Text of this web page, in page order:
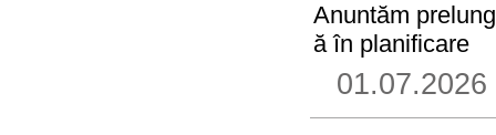
Anuntăm
ă în planificare
01.07.2026